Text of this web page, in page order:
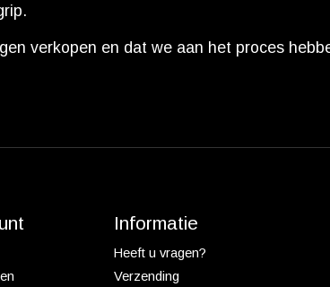
verkopen en dat we aan het proces
Informatie
Heeft u vragen?
Verzending